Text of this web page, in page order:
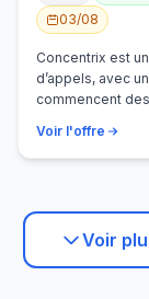
03/08
Concentrix est
d’appels, avec
commencent
Voir l'offre
Voir